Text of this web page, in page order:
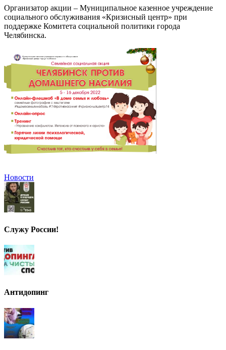
Организатор акции – Муниципальное казенное учреждение
социального обслуживания «Кризисный центр» при
поддержке Комитета социальной политики города
Челябинска.
Новости
Служу России!
Антидопинг